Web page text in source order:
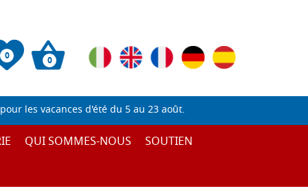
0 0
les vacances d'été du 5 au 23 août.
QUI SOMMES-NOUS SOUTIEN